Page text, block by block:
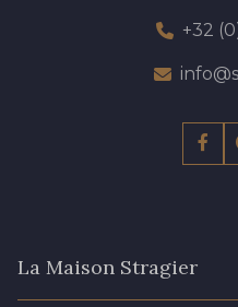
+32
La Maison Stragier